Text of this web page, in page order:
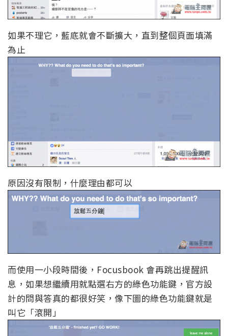
如果不理它，藍底就會不斷擴大，直到整個頁面填滿
為止
原因沒有限制，什麼理由都可以
而使用一小段時間後，Focusbook 會再跳出提醒訊
息，如果想繼續用就點選右方的綠色功能鍵，官方設
計的問與答真的都很好笑，像下圖的綠色功能鍵就是
叫它「滾開」